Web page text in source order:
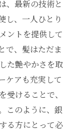
、最新の技術と
し、一人ひとり
ントを提供して
で、髪はただま
た艶やかさを取
ケアも充実して
受けることで、
このように、銀
る方にとって必